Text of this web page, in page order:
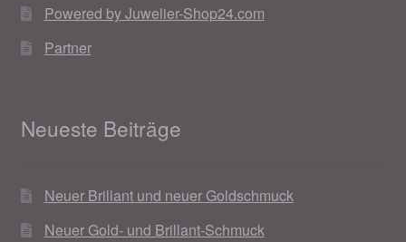
Powered by Juwelier-Shop24.com
Partner
Neueste Beiträge
Neuer Brillant und neuer Goldschmuck
Neuer Gold- und Brillant-Schmuck